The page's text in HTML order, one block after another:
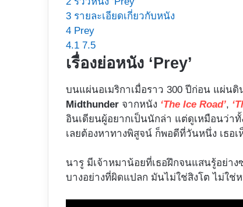
3 รายละเอียดเกี่ยวกับหนัง
4 Prey
4.1 7.5
เรื่องย่อหนัง ‘Prey’
บนแผ่นอเมริกาเมื่อราว 300 ปีก่อน แผ่นดิ
Midthunder จากหนัง ‘The Ice Road’,
อินเดียนผู้อยากเป็นนักล่า แต่ดูเหมือนว่า
เลยต้องหาทางพิสูจน์ ก็พอดีที่วันหนึ่ง เธ
นารู มีเจ้าหมาน้อยที่เธอฝึกจนแสนรู้อย่าง
บางอย่างที่ผิดแปลก มันไม่ใช่สิงโต ไม่ใ